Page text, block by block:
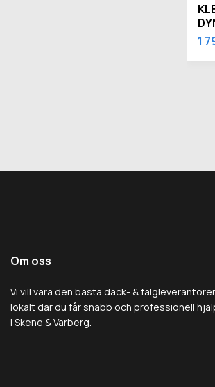
1
Om oss
Vi vill vara den bästa däck- &
lokalt där du får snabb och professionell
i Skene & Varberg.